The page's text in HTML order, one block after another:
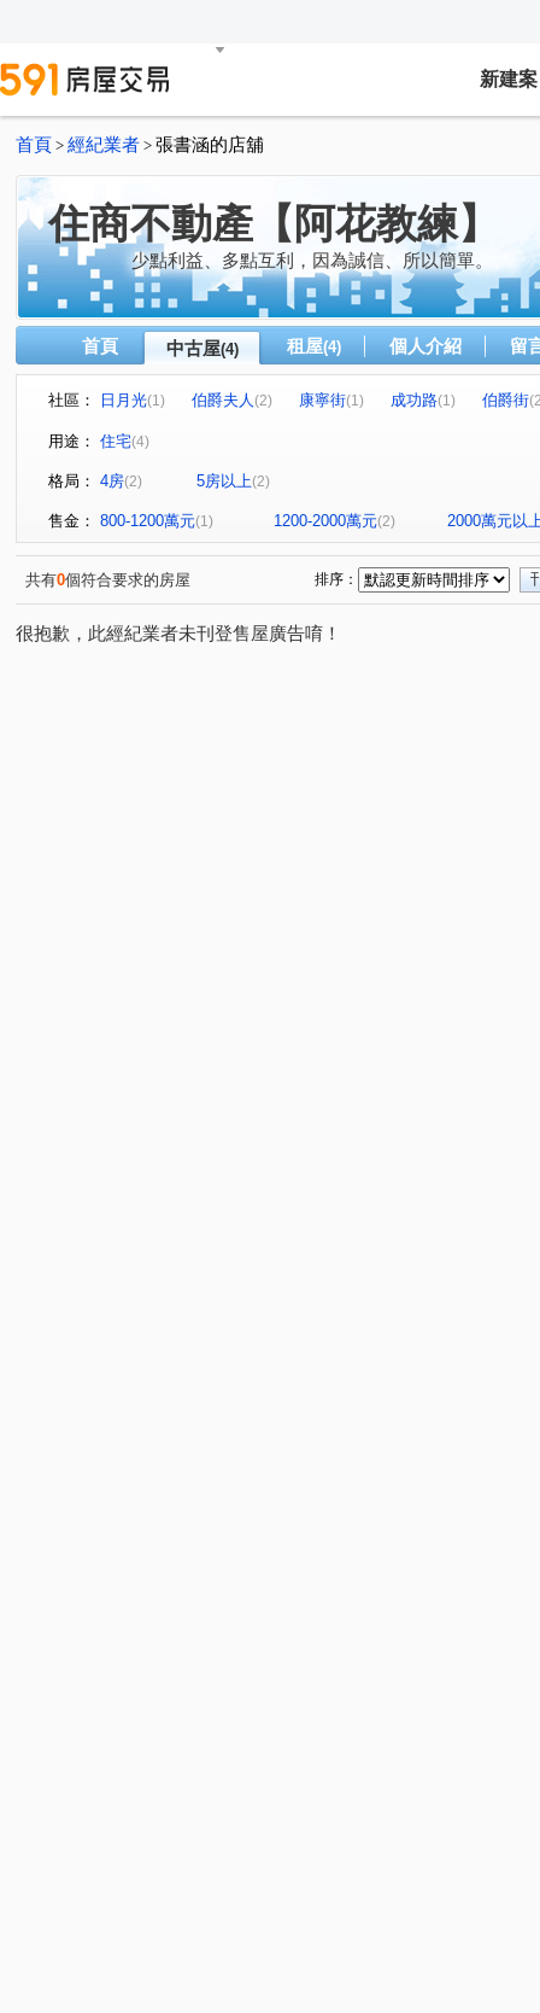
新建案
首頁 > 經紀業者 > 張書涵的店舖
住商不動產【阿花教練】
少點利益、多點互利，因為誠信、所以簡單。
首頁 中古屋(4) 租屋(4) 個人介紹 留
社區： 日月光(1) 伯爵夫人(2) 康寧街(1) 成功路(1) 伯爵街
用途： 住宅(4)
格局： 4房(2) 5房以上(2)
售金： 800-1200萬元(1) 1200-2000萬元(2) 2000萬元以
共有0個符合要求的房屋 排序：
很抱歉，此經紀業者未刊登售屋廣告唷！